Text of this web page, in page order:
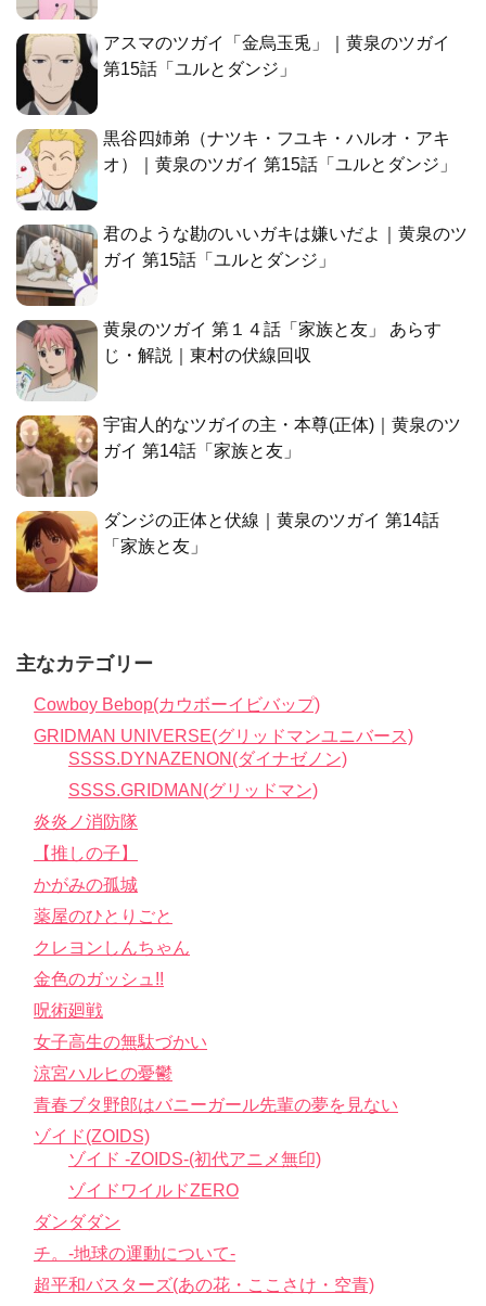
君のような勘のいいガキは嫌いだよ｜黄泉のツ
ガイ 第15話「ユルとダンジ」
黄泉のツガイ 第１４話「家族と友」 あらす
じ・解説｜東村の伏線回収
宇宙人的なツガイの主・本尊(正体)｜黄泉のツ
ガイ 第14話「家族と友」
ダンジの正体と伏線｜黄泉のツガイ 第14話
「家族と友」
主なカテゴリー
Cowboy Bebop(カウボーイビバップ)
GRIDMAN UNIVERSE(グリッドマンユニバース)
SSSS.DYNAZENON(ダイナゼノン)
【推しの子】
かがみの孤城
薬屋のひとりごと
クレヨンしんちゃん
金色のガッシュ!!
呪術廻戦
女子高生の無駄づかい
涼宮ハルヒの憂鬱
青春ブタ野郎はバニーガール先輩の夢を見ない
ゾイド(ZOIDS)
ゾイド -ZOIDS-(初代アニメ無印)
ゾイドワイルドZERO
ダンダダン
チ。-地球の運動について-
超平和バスターズ(あの花・ここさけ・空青)
鋼の錬金術師
爆走兄弟レッツ&ゴー!!
黄泉のツガイ
about＜サイトについて＞